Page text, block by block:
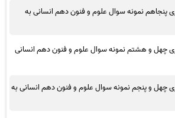
پنجاهم نمونه سوال علوم و فنون دهم انسانی به
چهل و هشتم نمونه سوال علوم و فنون دهم انسانی
چهل و پنجم نمونه سوال علوم و فنون دهم انسانی به